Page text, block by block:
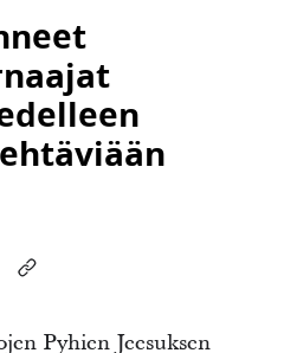
Pyhien Jeesuksen